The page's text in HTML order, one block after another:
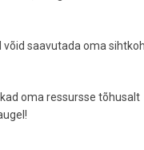
saavutada oma
oma ressursse tõhusalt